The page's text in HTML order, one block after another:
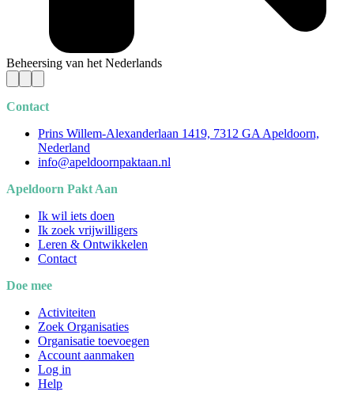
Beheersing van het Nederlands
Contact
Prins Willem-Alexanderlaan 1419, 7312 GA Apeldoorn,
Nederland
info@apeldoornpaktaan.nl
Apeldoorn Pakt Aan
Ik wil iets doen
Ik zoek vrijwilligers
Leren & Ontwikkelen
Contact
Doe mee
Activiteiten
Zoek Organisaties
Organisatie toevoegen
Account aanmaken
Log in
Help